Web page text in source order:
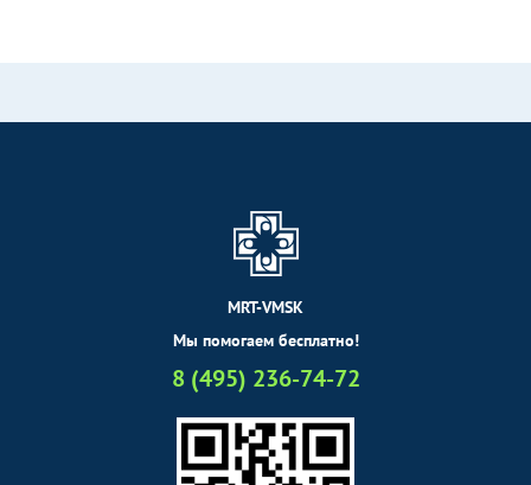
MRT-VMSK
Мы помогаем бесплатно!
8 (495) 236-74-72